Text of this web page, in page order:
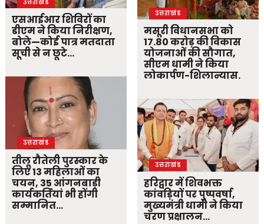
उत्तराखंड
एसआईआर शिविरों का
डीएम ने किया निरीक्षण,
बोले—कोई पात्र मतदाता
सूची से न छूटे…
उत्तराखंड
तीलू रौतेली पुरस्कार के
लिए 13 महिलाओं का
चयन, 35 आंगनबाड़ी
कार्यकर्तियां भी होंगी
सम्मानित…
उत्तराखंड
मसूरी विधानसभा को
17.80 करोड़ की विकास
योजनाओं की सौगात,
सीएम धामी ने किया
लोकार्पण-शिलान्यास.
उत्तराखंड
हरिद्वार में शिवभक्त
कांवड़ियों पर पुष्पवर्षा,
मुख्यमंत्री धामी ने किया
चरण प्रक्षालन…